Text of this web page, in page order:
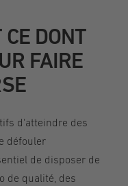
DONT
FAIRE
d'atteindre des
défouler
de disposer de
de qualité, des